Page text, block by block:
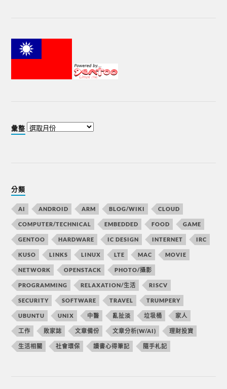
彙整
分類
AI ANDROID ARM BLOG/WIKI CLOUD
COMPUTER/TECHNICAL EMBEDDED FOOD GAME
GENTOO HARDWARE IC DESIGN INTERNET IRC
KUSO LINKS LINUX LTE MAC MOVIE
NETWORK OPENSTACK PHOTO/攝影
PROGRAMMING RELAXATION/生活 RISCV
SECURITY SOFTWARE TRAVEL TRUMPERY
UBUNTU UNIX 中醫 亂扯淡 垃圾桶 家人
工作 敗家誌 文章備份 文章分析(W/AI) 理財投資
生活相關 社會環保 讀書心得筆記 隨手札記